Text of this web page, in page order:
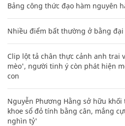
Bảng công thức đạo hàm nguyên
Nhiều điểm bất thường ở bằng đại
Clip lột tả chân thực cảnh anh trai
mèo', người tinh ý còn phát hiện
con
Nguyễn Phương Hằng sở hữu
khoe sổ đỏ tính bằng cân, mắng
nghìn tỷ'